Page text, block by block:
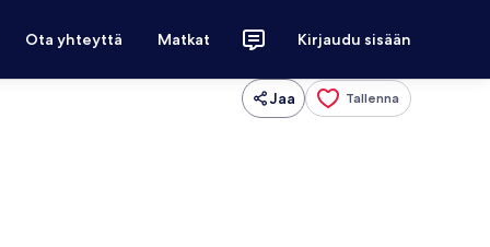
Ota yhteyttä Matkat Kirjaudu sisään
Jaa Tallenna